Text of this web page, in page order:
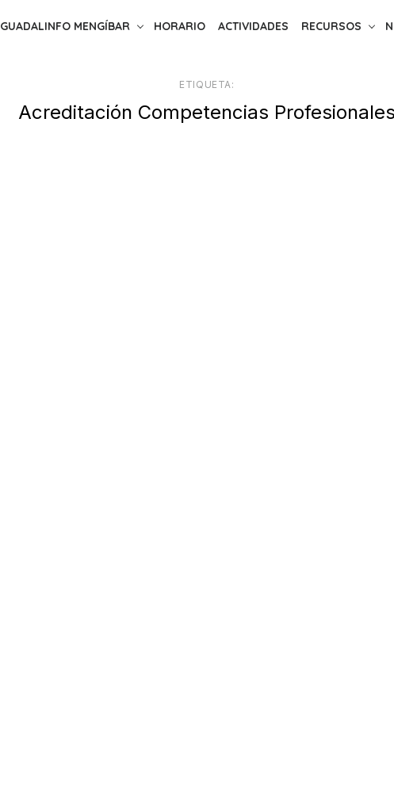
GUADALINFO MENGÍBAR HORARIO ACTIVIDADES RECURSOS
ETIQUETA:
Acreditación Competencias Profesionales